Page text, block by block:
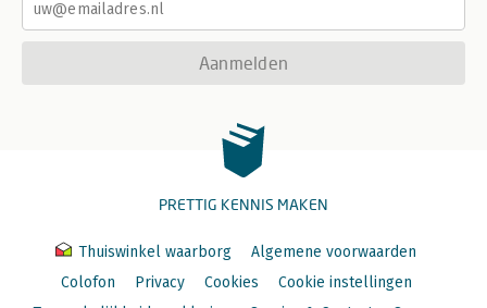
Aanmelden
PRETTIG KENNIS MAKEN
Thuiswinkel waarborg
Algemene voorwaarden
Colofon
Privacy Cookies
Cookie instellingen